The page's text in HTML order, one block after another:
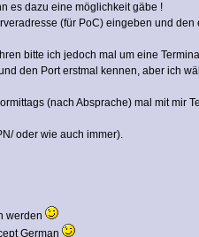
es dazu eine möglichkeit gäbe !
(für PoC) eingeben und den
bitte ich jedoch mal um eine
den Port erstmal kennen, aber ich
(nach Absprache) mal mit mir
oder wie auch immer).
werden
German